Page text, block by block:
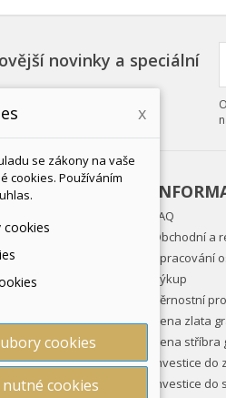
novinky a speciální
FAQ
Obchodní a
Zpracování
Výkup
Věrnostní
Cena zlata
Cena stříbra
Investice do
Investice do
x
se zákony na vaše
cookies. Používáním
cookies
cookies
cookies